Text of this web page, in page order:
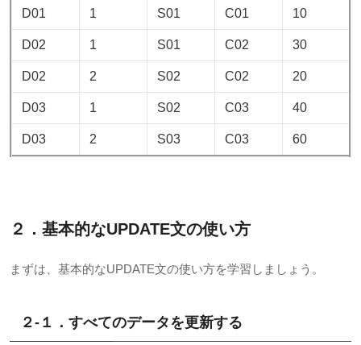
D01 1 S01 C01 10
D02 1 S01 C02 30
D02 2 S02 C02 20
D03 1 S02 C03 40
D03 2 S03 C03 60
２．基本的なUPDATE文の使い方
まずは、基本的なUPDATE文の使い方を学習しましょう。
２-１．すべてのデータを更新する